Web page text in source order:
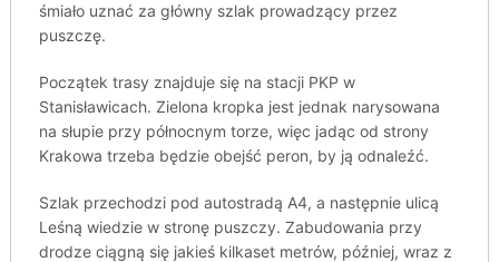
śmiało uznać za główny szlak prowadzący przez
puszczę.
Początek trasy znajduje się na stacji PKP w
Stanisławicach. Zielona kropka jest jednak narysowana
na słupie przy północnym torze, więc jadąc od strony
Krakowa trzeba będzie obejść peron, by ją odnaleźć.
Szlak przechodzi pod autostradą A4, a następnie ulicą
Leśną wiedzie w stronę puszczy. Zabudowania przy
drodze ciągną się jakieś kilkaset metrów, później, wraz z